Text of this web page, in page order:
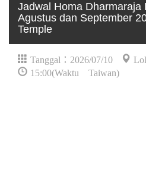
Jadwal Homa Dharmaraja
Agustus dan September
Temple
Tanggal：2026/07/10
15:00(Waktu Taiwan)